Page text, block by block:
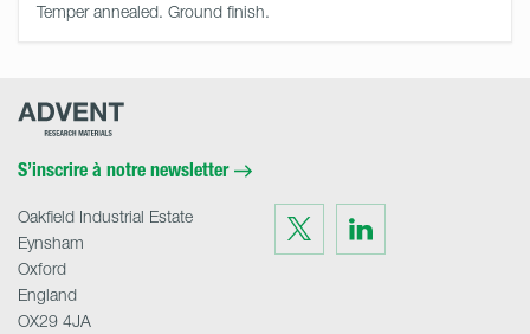
Temper annealed. Ground finish.
Advent
S’inscrire à notre newsletter
Visit
us
on
Twitter
Visit
on
LinkedIn
Oakfield Industrial Estate
Eynsham
Oxford
England
OX29 4JA